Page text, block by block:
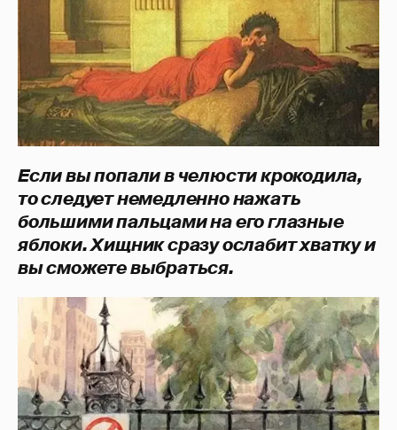
Если вы попали в челюсти крокодила,
то следует немедленно нажать
большими пальцами на его глазные
яблоки. Хищник сразу ослабит хватку и
вы сможете выбраться.